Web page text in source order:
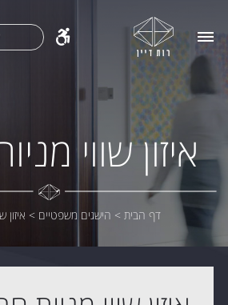
איזון שווי
דף הבית > הישגים משפטיים >